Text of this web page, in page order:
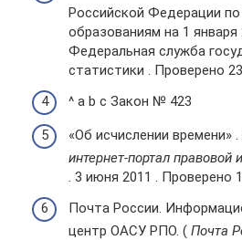
Российской Федерации
образованиям на 1 января
Федеральная служба
статистики . Проверено
^ a b c Закон № 423
«Об исчислении времени» .
интернет-портал
. 3 июня 2011 . Проверено
Почта России.
центр ОАСУ РПО. ( Почта